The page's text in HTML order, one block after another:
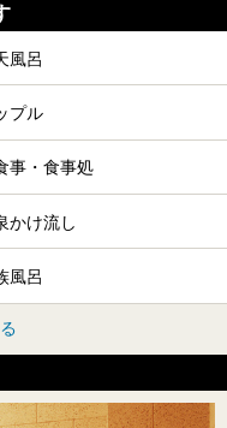
風呂
プル
事・食事処
かけ流し
風呂